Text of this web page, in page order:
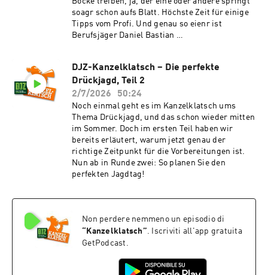
soagr schon aufs Blatt. Höchste Zeit für einige
Tipps vom Profi. Und genau so eienr ist
Berufsjäger Daniel Bastian …
DJZ-Kanzelklatsch – Die perfekte
Drückjagd, Teil 2
2/7/2026
50:24
Noch einmal geht es im Kanzelklatsch ums
Thema Drückjagd, und das schon wieder mitten
im Sommer. Doch im ersten Teil haben wir
bereits erläutert, warum jetzt genau der
richtige Zeitpunkt für die Vorbereitungen ist.
Nun ab in Runde zwei: So planen Sie den
perfekten Jagdtag!
Non perdere nemmeno un episodio di
“ Kanzelklatsch ”. Iscriviti all'app gratuita
GetPodcast.